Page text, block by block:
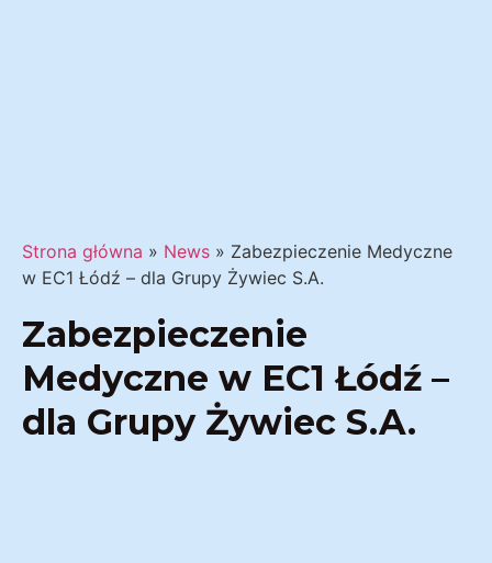
Strona główna » News » Zabezpieczenie Medyczne
w EC1 Łódź – dla Grupy Żywiec S.A.
Zabezpieczenie
Medyczne w EC1 Łódź –
dla Grupy Żywiec S.A.